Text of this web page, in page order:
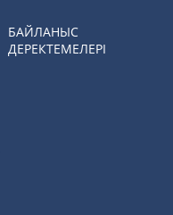
БАЙЛАНЫС
ДЕРЕКТЕМЕЛЕРІ